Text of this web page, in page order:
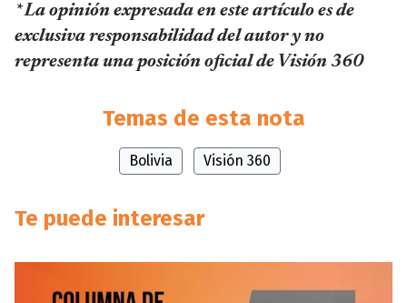
* La opinión expresada en este artículo es de
exclusiva responsabilidad del autor y no
representa una posición oficial de Visión 360
Temas de esta nota
Bolivia Visión 360
Te puede interesar